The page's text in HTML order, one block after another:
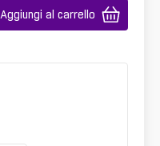
Aggiungi al carrello